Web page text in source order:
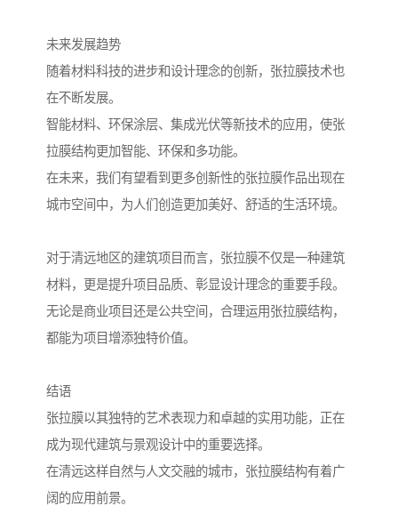
未来发展趋势
随着材料科技的进步和设计理念的创新，张拉膜技术也
在不断发展。
智能材料、环保涂层、集成光伏等新技术的应用，使张
拉膜结构更加智能、环保和多功能。
在未来，我们有望看到更多创新性的张拉膜作品出现在
城市空间中，为人们创造更加美好、舒适的生活环境。
对于清远地区的建筑项目而言，张拉膜不仅是一种建筑
材料，更是提升项目品质、彰显设计理念的重要手段。
无论是商业项目还是公共空间，合理运用张拉膜结构，
都能为项目增添独特价值。
结语
张拉膜以其独特的艺术表现力和卓越的实用功能，正在
成为现代建筑与景观设计中的重要选择。
在清远这样自然与人文交融的城市，张拉膜结构有着广
阔的应用前景。